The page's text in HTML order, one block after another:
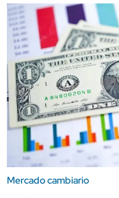
Mercado cambiario